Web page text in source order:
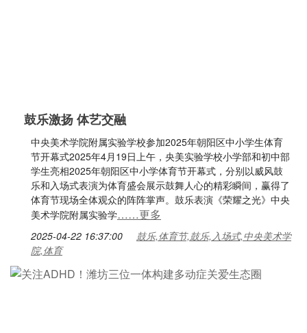
鼓乐激扬 体艺交融
中央美术学院附属实验学校参加2025年朝阳区中小学生体育
节开幕式2025年4月19日上午，央美实验学校小学部和初中部
学生亮相2025年朝阳区中小学体育节开幕式，分别以威风鼓
乐和入场式表演为体育盛会展示鼓舞人心的精彩瞬间，赢得了
体育节现场全体观众的阵阵掌声。鼓乐表演《荣耀之光》中央
美术学院附属实验学……更多
2025-04-22 16:37:00
鼓乐,体育节,鼓乐,入场式,中央美术学
院,体育